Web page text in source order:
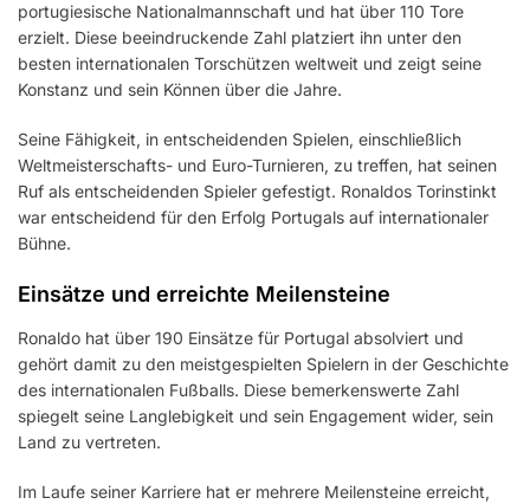
portugiesische Nationalmannschaft und hat über 110 Tore
erzielt. Diese beeindruckende Zahl platziert ihn unter den
besten internationalen Torschützen weltweit und zeigt seine
Konstanz und sein Können über die Jahre.
Seine Fähigkeit, in entscheidenden Spielen, einschließlich
Weltmeisterschafts- und Euro-Turnieren, zu treffen, hat seinen
Ruf als entscheidenden Spieler gefestigt. Ronaldos Torinstinkt
war entscheidend für den Erfolg Portugals auf internationaler
Bühne.
Einsätze und erreichte Meilensteine
Ronaldo hat über 190 Einsätze für Portugal absolviert und
gehört damit zu den meistgespielten Spielern in der Geschichte
des internationalen Fußballs. Diese bemerkenswerte Zahl
spiegelt seine Langlebigkeit und sein Engagement wider, sein
Land zu vertreten.
Im Laufe seiner Karriere hat er mehrere Meilensteine erreicht,